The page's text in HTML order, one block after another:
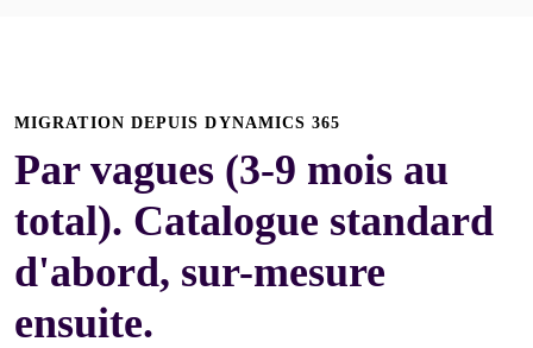
MIGRATION DEPUIS DYNAMICS 365
Par vagues (3-9 mois au
total). Catalogue standard
d'abord, sur-mesure
ensuite.